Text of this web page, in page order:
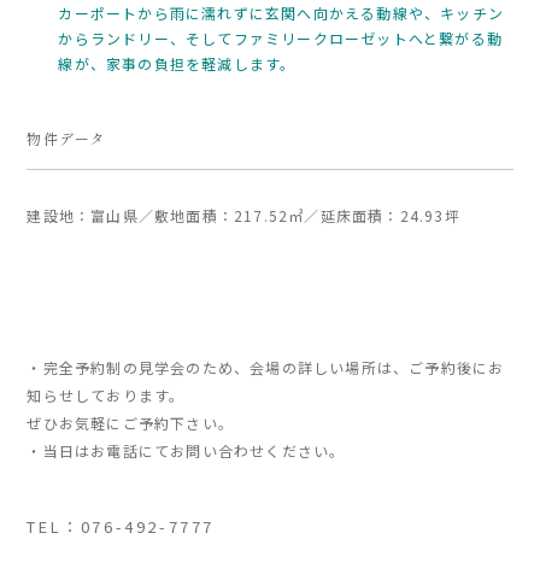
カーポートから雨に濡れずに玄関へ向かえる動線や、キッチン
からランドリー、そしてファミリークローゼットへと繋がる動
線が、家事の負担を軽減します。
物件データ
建設地：富山県／敷地面積：217.52㎡／延床面積：24.93坪
・完全予約制の見学会のため、会場の詳しい場所は、ご予約後にお
知らせしております。
ぜひお気軽にご予約下さい。
・当日はお電話にてお問い合わせください。
TEL：076-492-7777